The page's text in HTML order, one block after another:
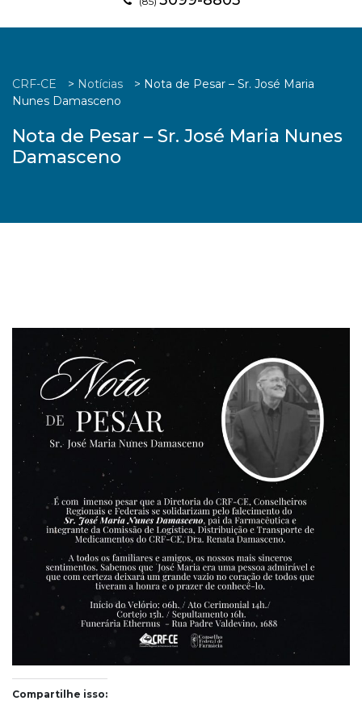
CRF-CE > Notícias > Nota de Pesar – Sr. José Maria
Nunes Damasceno
Nota de Pesar – Sr. José Maria Nunes
Damasceno
Compartilhe isso: